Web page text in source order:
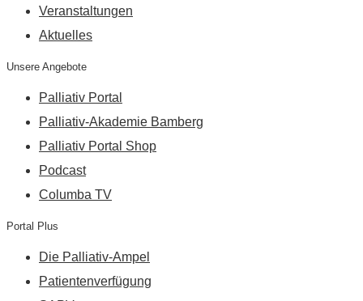
Veranstaltungen
Aktuelles
Unsere Angebote
Palliativ Portal
Palliativ-Akademie Bamberg
Palliativ Portal Shop
Podcast
Columba TV
Portal Plus
Die Palliativ-Ampel
Patientenverfügung